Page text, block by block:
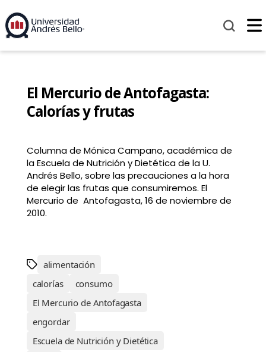
El Mercurio de Antofagasta:
Calorías y frutas
Columna de Mónica Campano, académica de
la Escuela de Nutrición y Dietética de la U.
Andrés Bello, sobre las precauciones a la hora
de elegir las frutas que consumiremos. El
Mercurio de Antofagasta, 16 de noviembre de
2010.
alimentación
calorías
consumo
El Mercurio de Antofagasta
engordar
Escuela de Nutrición y Dietética